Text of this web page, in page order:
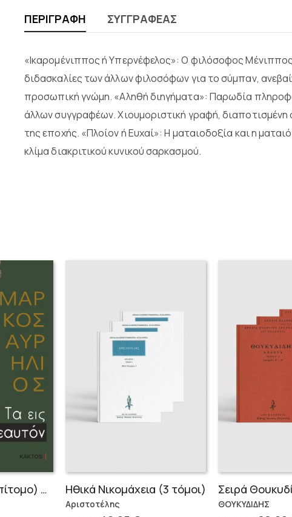
ΠΕΡΙΓΡΑΦΉ ΣΥΓΓΡΑΦΈΑΣ
«Ικαρομένιππος ή Υπερνέφελος»: Ο φιλόσοφος
διδασκαλίες των άλλων φιλοσόφων για το σύμπαν,
προσωπική γνώμη. «Αληθή διηγήματα»: Παρωδία
άλλων συγγραφέων. Χιουμοριστική γραφή,
της εποχής. «Πλοίον ή Ευχαί»: Η ματαιοδοξία και η
κλίμα διακριτικού κυνικού σαρκασμού.
Τα Εις εαυτόν (Επίτομο) – Μάρκος Αυρήλιος Ηθικά Νικομάχεια (3 τόμοι)
Αριστοτέλης
ΘΟΥΚΥΔΙΔΗΣ